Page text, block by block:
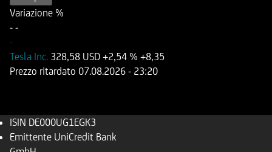
Variazione %
- -
-
Tesla Inc. 328,58 USD +2,54 % +8,35
Prezzo ritardato 07.08.2026 - 23:20
ISIN DE000UG1EGK3
Emittente UniCredit Bank